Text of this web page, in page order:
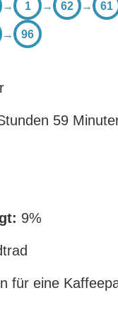
→ 1 → 62 → 61
→ 96
59
9%
für eine